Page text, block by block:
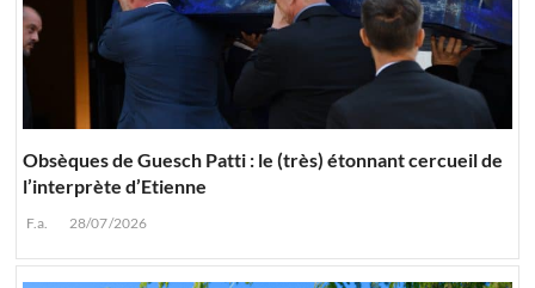
Obsèques de Guesch Patti : le (très) étonnant cercueil de
l’interprète d’Etienne
F.a. 28/07/2026